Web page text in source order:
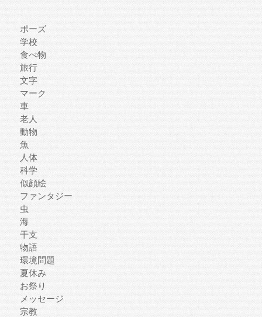
ポーズ
学校
食べ物
旅行
文字
マーク
車
老人
動物
魚
人体
科学
似顔絵
ファンタジー
虫
海
干支
物語
環境問題
夏休み
お祭り
メッセージ
宗教